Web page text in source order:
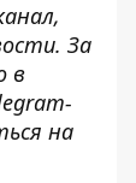
,
За
в
на